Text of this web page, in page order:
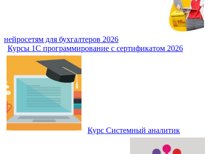
нейросетям для бухгалтеров 2026
Курсы 1С программирование с сертификатом 2026
Курс Системный аналитик